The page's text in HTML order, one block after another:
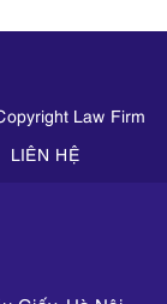
Law Firm
LIÊN HỆ